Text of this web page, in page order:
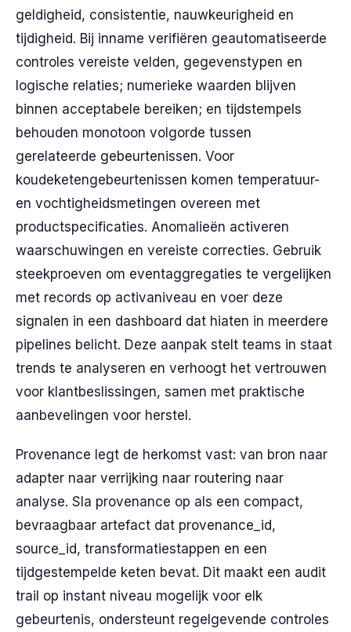
geldigheid, consistentie, nauwkeurigheid en
tijdigheid. Bij inname verifiëren geautomatiseerde
controles vereiste velden, gegevenstypen en
logische relaties; numerieke waarden blijven
binnen acceptabele bereiken; en tijdstempels
behouden monotoon volgorde tussen
gerelateerde gebeurtenissen. Voor
koudeketengebeurtenissen komen temperatuur-
en vochtigheidsmetingen overeen met
productspecificaties. Anomalieën activeren
waarschuwingen en vereiste correcties. Gebruik
steekproeven om eventaggregaties te vergelijken
met records op activaniveau en voer deze
signalen in een dashboard dat hiaten in meerdere
pipelines belicht. Deze aanpak stelt teams in staat
trends te analyseren en verhoogt het vertrouwen
voor klantbeslissingen, samen met praktische
aanbevelingen voor herstel.
Provenance legt de herkomst vast: van bron naar
adapter naar verrijking naar routering naar
analyse. Sla provenance op als een compact,
bevraagbaar artefact dat provenance_id,
source_id, transformatiestappen en een
tijdgestempelde keten bevat. Dit maakt een audit
trail op instan­t niveau mogelijk voor elk
gebeurtenis, ondersteunt regelgevende controles